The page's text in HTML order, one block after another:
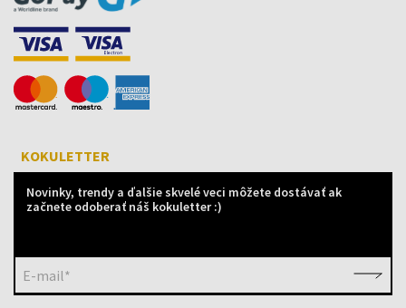
KOKULETTER
Novinky, trendy a ďalšie skvelé veci môžete dostávať ak
začnete odoberať náš kokuletter :)
E-mail*